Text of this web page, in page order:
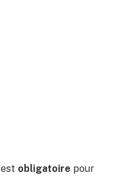
est obligatoire pour